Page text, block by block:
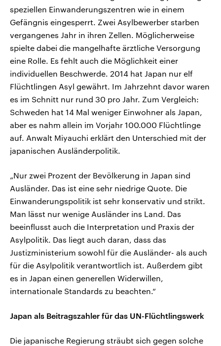
speziellen Einwanderungszentren wie in einem
Gefängnis eingesperrt. Zwei Asylbewerber starben
vergangenes Jahr in ihren Zellen. Möglicherweise
spielte dabei die mangelhafte ärztliche Versorgung
eine Rolle. Es fehlt auch die Möglichkeit einer
individuellen Beschwerde. 2014 hat Japan nur elf
Flüchtlingen Asyl gewährt. Im Jahrzehnt davor waren
es im Schnitt nur rund 30 pro Jahr. Zum Vergleich:
Schweden hat 14 Mal weniger Einwohner als Japan,
aber es nahm allein im Vorjahr 100.000 Flüchtlinge
auf. Anwalt Miyauchi erklärt den Unterschied mit der
japanischen Ausländerpolitik.
„Nur zwei Prozent der Bevölkerung in Japan sind
Ausländer. Das ist eine sehr niedrige Quote. Die
Einwanderungspolitik ist sehr konservativ und strikt.
Man lässt nur wenige Ausländer ins Land. Das
beeinflusst auch die Interpretation und Praxis der
Asylpolitik. Das liegt auch daran, dass das
Justizministerium sowohl für die Ausländer- als auch
für die Asylpolitik verantwortlich ist. Außerdem gibt
es in Japan einen generellen Widerwillen,
internationale Standards zu beachten.“
Japan als Beitragszahler für das UN-Flüchtlingswerk
Die japanische Regierung sträubt sich gegen solche